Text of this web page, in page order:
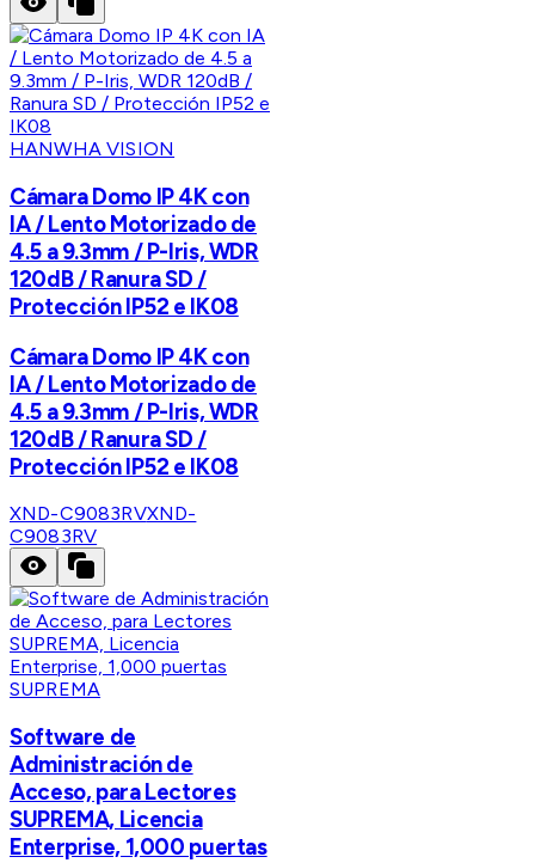
HANWHA VISION
Cámara Domo IP 4K con
IA / Lento Motorizado de
4.5 a 9.3mm / P-Iris, WDR
120dB / Ranura SD /
Protección IP52 e IK08
Cámara Domo IP 4K con
IA / Lento Motorizado de
4.5 a 9.3mm / P-Iris, WDR
120dB / Ranura SD /
Protección IP52 e IK08
XND-C9083RVXND-
C9083RV
SUPREMA
Software de
Administración de
Acceso, para Lectores
SUPREMA, Licencia
Enterprise, 1,000 puertas